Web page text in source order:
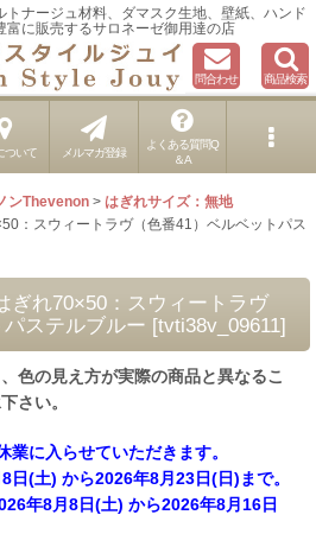
トナージュ材料、ダマスク生地、壁紙、ハンド
富に販売するサロネーゼ御用達の店
問合わせ 商品検索
ついて メルマガ登録
よくある質問Q
＆A
ンThevenon > はぎれサイズ：無地
：スウィートラヴ（色番41）ベルベットパス
ぎれ70×50：スウィートラヴ
パステルブルー [tvti38v_09611]
色の見え方が実際の商品と異なるこ
さい。
に入らせていただきます。
日(土) から2026年8月23日(日)まで。
年8月8日(土) から2026年8月16日